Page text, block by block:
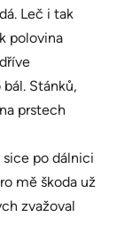
Leč i tak
polovina
Stánků,
prstech
po dálnici
mě škoda už
zvažoval